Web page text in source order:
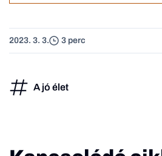
2023. 3. 3. 3 perc
A jó élet